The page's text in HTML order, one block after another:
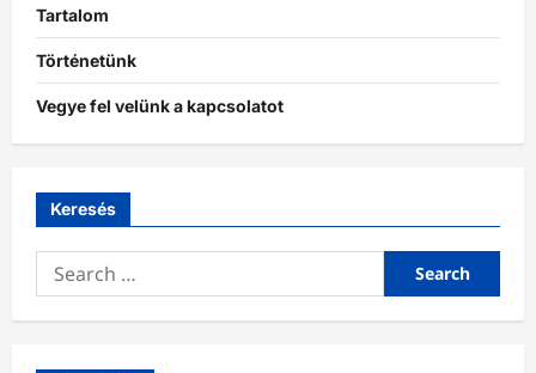
Tartalom
Történetünk
Vegye fel velünk a kapcsolatot
Keresés
Search
for: